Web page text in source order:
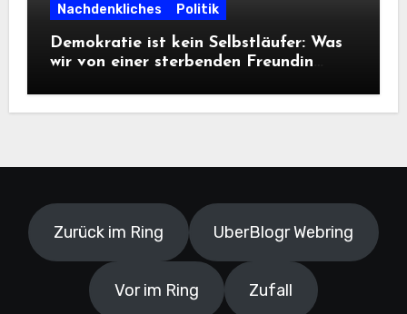
Nachdenkliches Politik
Demokratie ist kein Selbstläufer: Was
wir von einer sterbenden Freundin
Zurück im Ring UberBlogr Webring
Vor im Ring Zufall